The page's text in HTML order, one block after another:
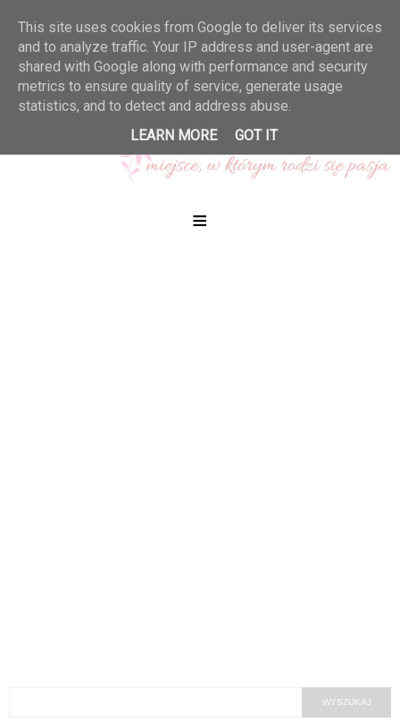
≡
This site uses cookies from Google to deliver its services
and to analyze traffic. Your IP address and user-agent are
shared with Google along with performance and security
metrics to ensure quality of service, generate usage
statistics, and to detect and address abuse.
LEARN MORE
GOT IT